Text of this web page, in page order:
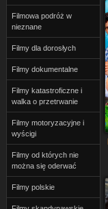
Filmowa podróż w
nieznane
Filmy dla dorosłych
Filmy dokumentalne
Filmy katastroficzne i
walka o przetrwanie
Filmy motoryzacyjne i
wyścigi
Filmy od których nie
można się oderwać
Filmy polskie